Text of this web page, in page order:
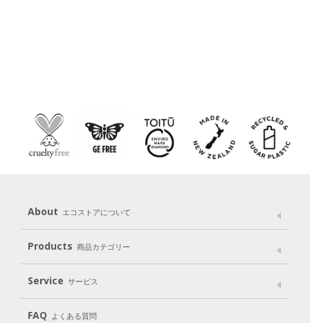
About エコストアについて
メッセージ ブランドストーリー
パッケージへのこだわり
動物実験をしない
Products 商品カテゴリー
Laundry
Cleaning Baby Kids
Service サービス
User Guide
FAQ よくある質問